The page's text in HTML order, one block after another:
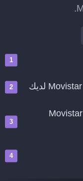
اختر الفنانين الذين تريد متابعتهم على Movistar